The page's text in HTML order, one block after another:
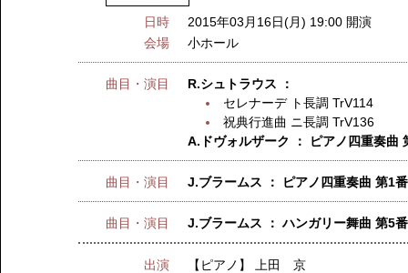
日時
2015年03月16日(月) 19:00 開演
会場
小ホール
曲目・演目
R.シュトラウス ：
セレナーデ ト長調 TrV114
祝典行進曲 ニ長調 TrV136
A.ドヴォルザーク ： ピアノ四重奏曲
曲目・演目 J.ブラームス ： ピアノ四重奏曲 第1
曲目・演目 J.ブラームス ： ハンガリー舞曲 第5
出演 【ピアノ】
上田 京